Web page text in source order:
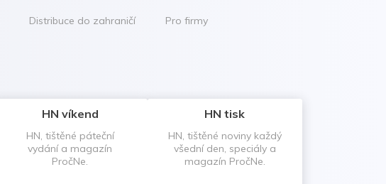
Distribuce do zahraničí Pro firmy
HN víkend
HN, tištěné páteční
vydání a magazín
PročNe.
HN tisk
HN, tištěné noviny každý
všední den, speciály a
magazín PročNe.